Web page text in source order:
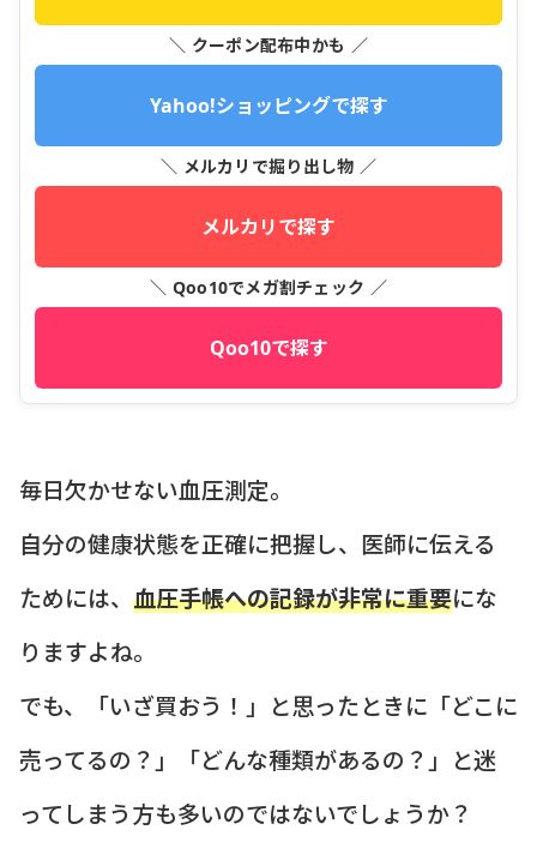
＼ クーポン配布中かも ／
Yahoo!ショッピングで探す
＼ メルカリで掘り出し物 ／
メルカリで探す
＼ Qoo10でメガ割チェック ／
Qoo10で探す
毎日欠かせない血圧測定。
自分の健康状態を正確に把握し、医師に伝える
ためには、 血圧手帳への記録が非常に重要にな
りますよね。
でも、「いざ買おう！」と思ったときに「どこに
売ってるの？」「どんな種類があるの？」と迷
ってしまう方も多いのではないでしょうか？